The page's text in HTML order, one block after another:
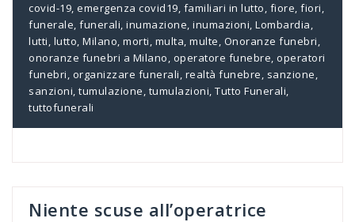
covid-19, emergenza covid19, familiari in lutto, fiore, fiori,
funerale, funerali, inumazione, inumazioni, Lombardia,
lutti, lutto, Milano, morti, multa, multe, Onoranze funebri,
onoranze funebri a Milano, operatore funebre, operatori
funebri, organizzare funerali, realtà funebre, sanzione,
sanzioni, tumulazione, tumulazioni, Tutto Funerali,
tuttofunerali
Niente scuse all’operatrice